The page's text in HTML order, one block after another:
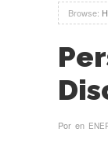
Browse:
Por en